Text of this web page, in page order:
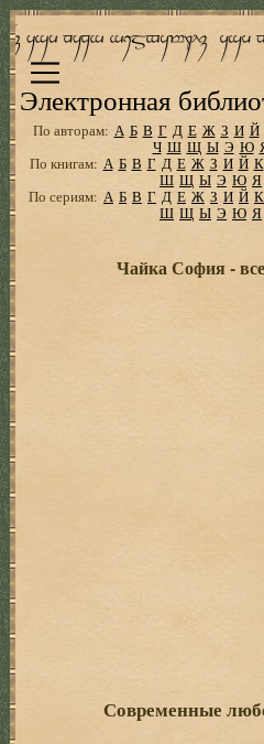
Электронная
По авторам: А Б В Г Д Е Ж З И Й
Ч Ш Щ Ы Э Ю
По книгам: А Б В Г Д Е Ж З И Й К
Ш Щ Ы Э Ю Я
По сериям: А Б В Г Д Е Ж З И Й К
Ш Щ Ы Э Ю Я
Чайка София -
Современные